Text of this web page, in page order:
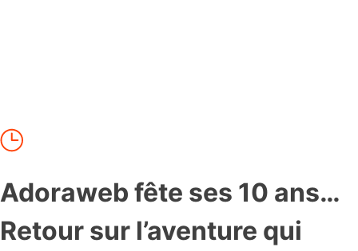
Adoraweb fête ses 10 ans…
Retour sur l’aventure qui